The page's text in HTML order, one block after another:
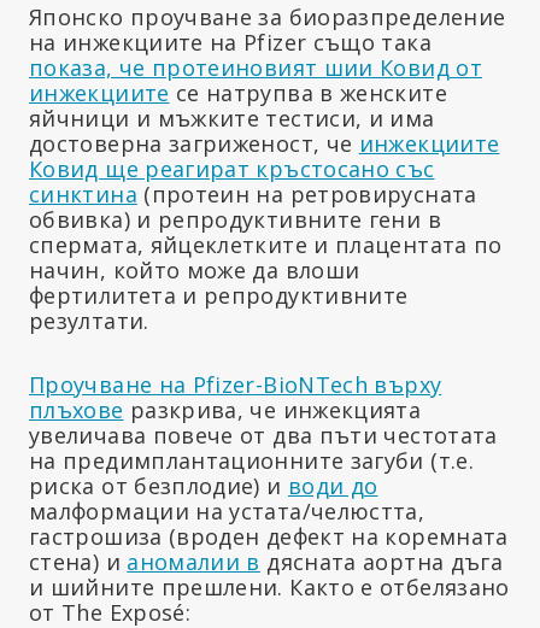
Японско проучване за биоразпределение
на инжекциите на Pfizer също така
показа, че протеиновият шии Ковид от
инжекциите се натрупва в женските
яйчници и мъжките тестиси, и има
достоверна загриженост, че инжекциите
Ковид ще реагират кръстосано със
синктина (протеин на ретровирусната
обвивка) и репродуктивните гени в
спермата, яйцеклетките и плацентата по
начин, който може да влоши
фертилитета и репродуктивните
резултати.
Проучване на Pfizer-BioNTech върху
плъхове разкрива, че инжекцията
увеличава повече от два пъти честотата
на предимплантационните загуби (т.е.
риска от безплодие) и води до
малформации на устата/челюстта,
гастрошиза (вроден дефект на коремната
стена) и аномалии в дясната аортна дъга
и шийните прешлени. Както е отбелязано
от The Exposé: